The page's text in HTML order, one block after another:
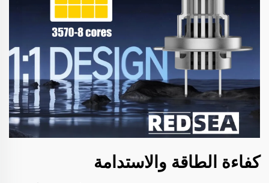
كفاءة الطاقة والاستدامة